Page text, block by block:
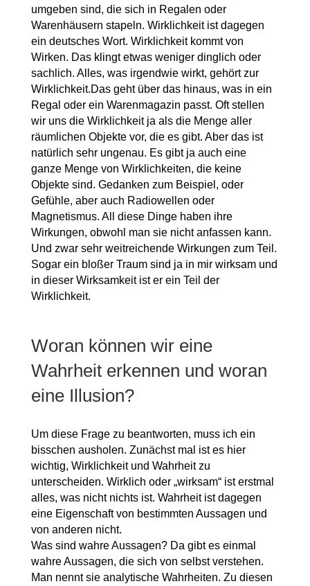
umgeben sind, die sich in Regalen oder
Warenhäusern stapeln. Wirklichkeit ist dagegen
ein deutsches Wort. Wirklichkeit kommt von
Wirken. Das klingt etwas weniger dinglich oder
sachlich. Alles, was irgendwie wirkt, gehört zur
Wirklichkeit.Das geht über das hinaus, was in ein
Regal oder ein Warenmagazin passt. Oft stellen
wir uns die Wirklichkeit ja als die Menge aller
räumlichen Objekte vor, die es gibt. Aber das ist
natürlich sehr ungenau. Es gibt ja auch eine
ganze Menge von Wirklichkeiten, die keine
Objekte sind. Gedanken zum Beispiel, oder
Gefühle, aber auch Radiowellen oder
Magnetismus. All diese Dinge haben ihre
Wirkungen, obwohl man sie nicht anfassen kann.
Und zwar sehr weitreichende Wirkungen zum Teil.
Sogar ein bloßer Traum sind ja in mir wirksam und
in dieser Wirksamkeit ist er ein Teil der
Wirklichkeit.
Woran können wir eine
Wahrheit erkennen und woran
eine Illusion?
Um diese Frage zu beantworten, muss ich ein
bisschen ausholen. Zunächst mal ist es hier
wichtig, Wirklichkeit und Wahrheit zu
unterscheiden. Wirklich oder „wirksam“ ist erstmal
alles, was nicht nichts ist. Wahrheit ist dagegen
eine Eigenschaft von bestimmten Aussagen und
von anderen nicht.
Was sind wahre Aussagen? Da gibt es einmal
wahre Aussagen, die sich von selbst verstehen.
Man nennt sie analytische Wahrheiten. Zu diesen